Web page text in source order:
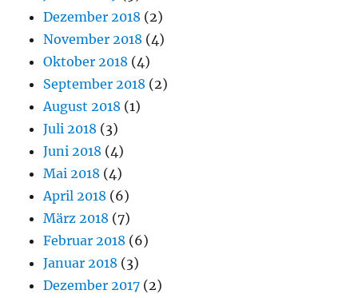
Dezember 2018 (2)
November 2018 (4)
Oktober 2018 (4)
September 2018 (2)
August 2018 (1)
Juli 2018 (3)
Juni 2018 (4)
Mai 2018 (4)
April 2018 (6)
März 2018 (7)
Februar 2018 (6)
Januar 2018 (3)
Dezember 2017 (2)